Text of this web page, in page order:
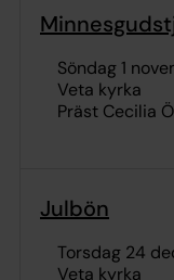
söndag 1
Veta kyrka
Präst Cecilia
Julbön
torsdag 24
Veta kyrka